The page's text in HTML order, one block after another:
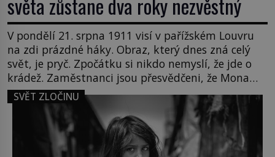
V pondělí 21. srpna 1911 visí v pařížském Louvru
na zdi prázdné háky. Obraz, který dnes zná celý
svět, je pryč. Zpočátku si nikdo nemyslí, že jde o
krádež. Zaměstnanci jsou přesvědčeni, že Mona
Lisa je jen v restaurátorské dílně nebo u fotografa.
Když se ukáže pravda, propukne jeden z největších
honů na zloděje v […]
SVĚT ZLOČINU